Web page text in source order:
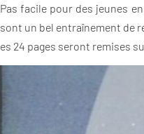
Pas facile pour des jeunes
sont un bel entraînement de
es 24 pages seront remises